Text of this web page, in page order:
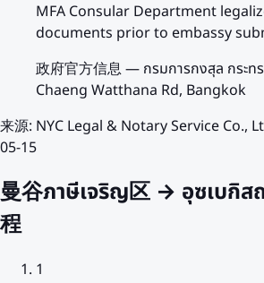
MFA Consular Department
documents prior to embassy
政府官方信息— กรมการกงสุล กระท
Chaeng Watthana Rd, Bangkok
来源: NYC Legal & Notary Service Co.,
05-15
曼谷ภาษีเจริญ区 → อุซเบกิส
程
1